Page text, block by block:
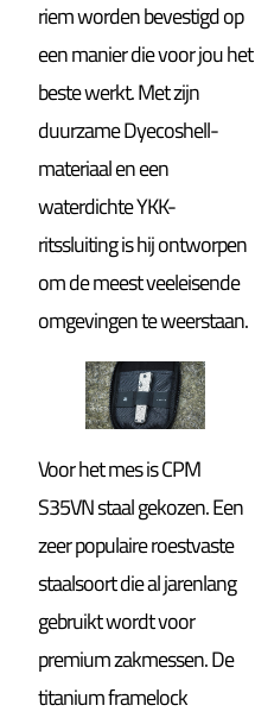
riem worden bevestigd op
een manier die voor jou het
beste werkt. Met zijn
duurzame Dyecoshell-
materiaal en een
waterdichte YKK-
ritssluiting is hij ontworpen
om de meest veeleisende
omgevingen te weerstaan.
Voor het mes is CPM
S35VN staal gekozen. Een
zeer populaire roestvaste
staalsoort die al jarenlang
gebruikt wordt voor
premium zakmessen. De
titanium framelock